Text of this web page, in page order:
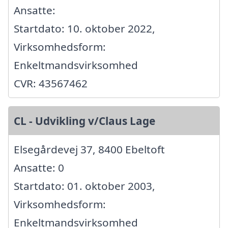
Ansatte:
Startdato: 10. oktober 2022,
Virksomhedsform:
Enkeltmandsvirksomhed
CVR: 43567462
CL - Udvikling v/Claus Lage
Elsegårdevej 37, 8400 Ebeltoft
Ansatte: 0
Startdato: 01. oktober 2003,
Virksomhedsform:
Enkeltmandsvirksomhed